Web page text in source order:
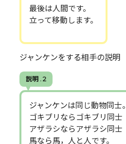
最後は人間です。
立って移動します。
ジャンケンをする相手の説明
説明 . 2
ジャンケンは同じ動物同士。
ゴキブリならゴキブリ同士
アザラシならアザラシ同士
馬なら馬，人と人です。